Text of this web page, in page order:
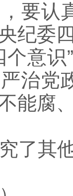
认真
纪委
意识
治党
能腐
其